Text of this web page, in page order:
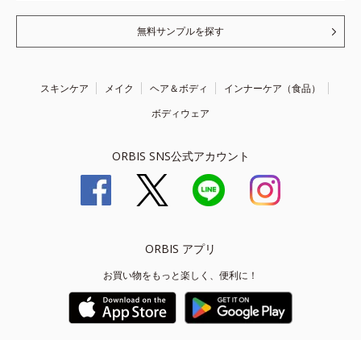
無料サンプルを探す
スキンケア メイク ヘア＆ボディ
インナーケア（食品）
ボディウェア
ORBIS SNS公式アカウント
ORBIS アプリ
お買い物をもっと楽しく、便利に！